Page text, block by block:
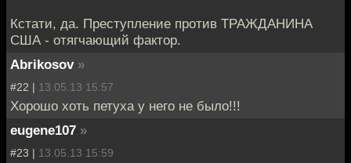
Кстати, да. Преступление против ТРАЖДАНИНА
США - отягчающий фактор.
Abrikosov »
#22 | 13.05.13 15:57
Хорошо хоть петуха у него не было!!!
eugene107 »
#23 | 13.05.13 15:59